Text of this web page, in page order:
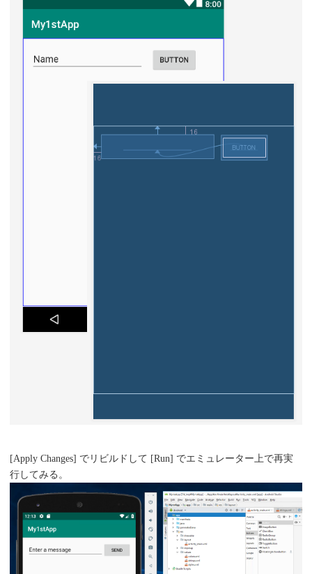
[Apply Changes] でリビルドして [Run] でエミュレーター上で再実
行してみる。